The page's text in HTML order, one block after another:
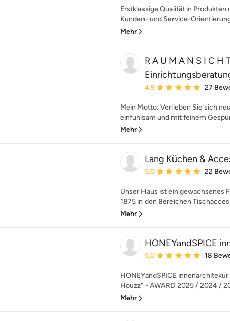
Erstklassige Qualität in
Kunden- und Service-
Mehr
R A U M A N S I C H
Durchschnittliche
4,9 27
Mein Motto: Verlieben Sie sich
einfühlsam und mit feinem
Mehr
Lang Küchen &
Durchschnittliche
5,0 22
Unser Haus ist ein gewachsenes
1875 in den Bereichen
Mehr
HONEYandSPICE
Durchschnittliche
5,0 18
HONEYandSPICE
Houzz" - AWARD 2025 / 2024 /
Mehr